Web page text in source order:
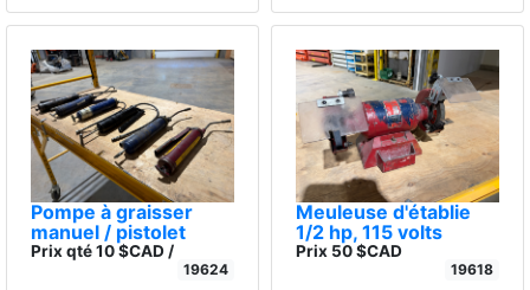
Pompe à graisser
manuel / pistolet
Prix qté 10 $CAD /
19624
Meuleuse d'établie
1/2 hp, 115 volts
Prix 50 $CAD
19618